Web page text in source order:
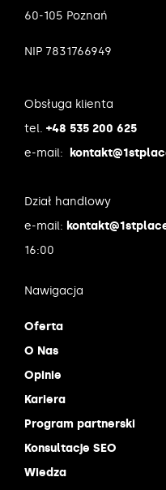
60-105 Poznań
NIP 7831766949
Obsługa klienta
tel. +48 535 200 625
e-mail:
Dział handlowy
e-mail:
16:00
Nawigacja
Oferta
O Nas
Opinie
Kariera
Program partnerski
Konsultacje SEO
Wiedza